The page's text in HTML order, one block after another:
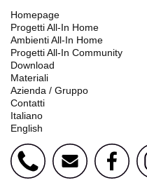
Homepage
Progetti All-In Home
Ambienti All-In Home
Progetti All-In Community
Download
Materiali
Azienda / Gruppo
Contatti
Italiano
English